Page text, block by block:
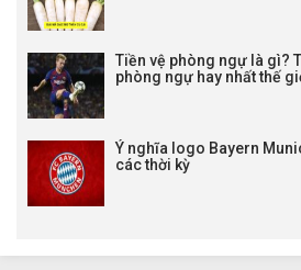
Tiền vệ phòng ngự là gì?
phòng ngự hay nhất thế
Ý nghĩa logo Bayern
các thời kỳ